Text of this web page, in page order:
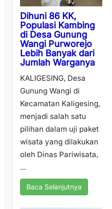
Dihuni 86 KK,
Populasi Kambing
di Desa Gunung
Wangi Purworejo
Lebih Banyak dari
Jumlah Warganya
KALIGESING, Desa
Gunung Wangi di
Kecamatan Kaligesing,
menjadi salah satu
pilihan dalam uji paket
wisata yang dilakukan
oleh Dinas Pariwisata,
...
Baca Selanjutnya